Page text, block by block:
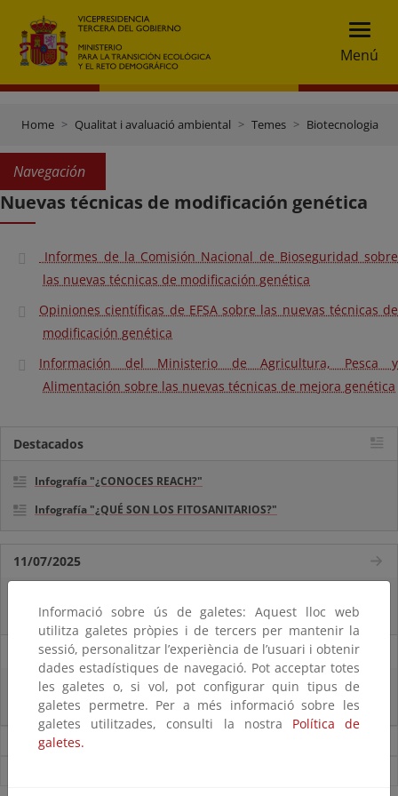
Menú
Home Qualitat i avaluació ambiental Temes Biotecnologia
Navegación
Nuevas técnicas de modificación genética
Informes de la Comisión Nacional de Bioseguridad sobre
las nuevas técnicas de modificación genética
Opiniones científicas de EFSA sobre las nuevas técnicas de
modificación genética
Información del Ministerio de Agricultura, Pesca y
Alimentación sobre las nuevas técnicas de mejora genética
Destacados
Infografía "¿CONOCES REACH?"
Infografía "¿QUÉ SON LOS FITOSANITARIOS?"
11/07/2025
euros para restaurar bosques en decaimiento
31/01/2023
El MITECO evalúa todos los expedientes de renovables de su competencia
que debían obtener la Declaración Ambiental antes del 25 de enero
Informació sobre ús de galetes: Aquest lloc web
utilitza galetes pròpies i de tercers per mantenir la
sessió, personalitzar l’experiència de l’usuari i obtenir
dades estadístiques de navegació. Pot acceptar totes
les galetes o, si vol, pot configurar quin tipus de
galetes permetre. Per a més informació sobre les
galetes utilitzades, consulti la nostra Política de
galetes.